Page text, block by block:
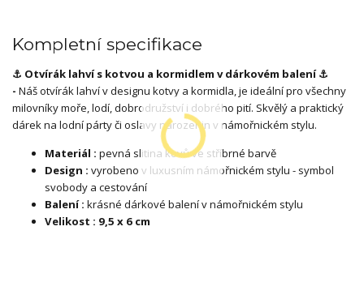
Kompletní specifikace
⚓ Otvírák lahví s kotvou a kormidlem v dárkovém balení ⚓
- Náš otvírák lahví v designu kotvy a kormidla, je ideální pro všechny
milovníky moře, lodí, dobrodružství i dobrého pití. Skvělý a praktický
dárek na lodní párty či oslavy narozenin v námořnickém stylu.
Materiál : pevná slitina kovů ve stříbrné barvě
Design : vyrobeno v luxusním námořnickém stylu - symbol
svobody a cestování
Balení : krásné dárkové balení v námořnickém stylu
Velikost : 9,5 x 6 cm